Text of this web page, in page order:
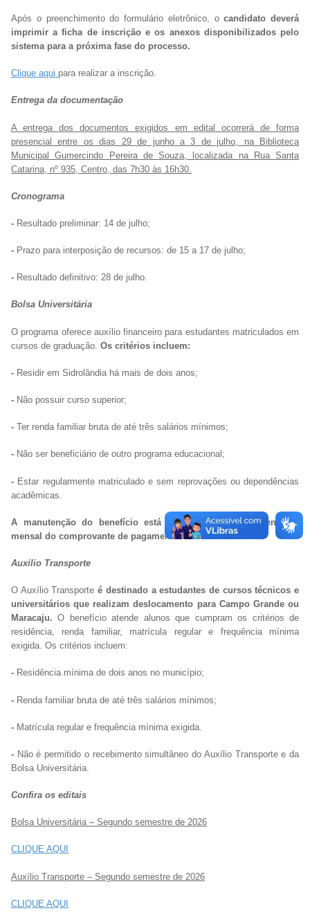
Após o preenchimento do formulário eletrônico, ocandidato deverá
imprimir a ficha de inscrição e os anexos disponibilizados pelo
sistema para a próxima fase do processo.
Clique aqui para realizar a inscrição.
Entrega da documentação
A entrega dos documentos exigidos em edital ocorrerá de forma
presencial entre os dias 29 de junho a 3 de julho, na Biblioteca
Municipal Gumercindo Pereira de Souza, localizada na Rua Santa
Catarina, nº 935, Centro, das 7h30 às 16h30.
Cronograma
- Resultado preliminar: 14 de julho;
- Prazo para interposição de recursos: de 15 a 17 de julho;
- Resultado definitivo: 28 de julho.
Bolsa Universitária
O programa oferece auxílio financeiro para estudantes matriculados em
cursos de graduação. Os critérios incluem:
- Residir em Sidrolândia há mais de dois anos;
- Não possuir curso superior;
- Ter renda familiar bruta de até três salários mínimos;
- Não ser beneficiário de outro programa educacional;
- Estar regularmente matriculado e sem reprovações ou dependências
acadêmicas.
A manutenção do benefício está condicionada à apresentação
mensal do comprovante de pagamento da mensalidade.
Auxílio Transporte
O Auxílio Transporteé destinado a estudantes de cursos técnicos e
universitários que realizam deslocamento para Campo Grande ou
Maracaju.O benefício atende alunos que cumpram os critérios de
residência, renda familiar, matrícula regular e frequência mínima
exigida. Os critérios incluem:
- Residência mínima de dois anos no município;
- Renda familiar bruta de até três salários mínimos;
- Matrícula regular e frequência mínima exigida.
- Não é permitido o recebimento simultâneo do Auxílio Transporte e da
Bolsa Universitária.
Confira os editais
Bolsa Universitária – Segundo semestre de 2026
CLIQUE AQUI
Auxílio Transporte – Segundo semestre de 2026
CLIQUE AQUI